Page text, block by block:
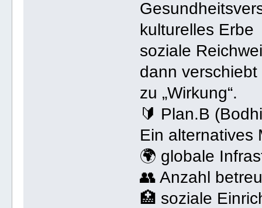
kulturelles Erbe
soziale
dann verschiebt
zu „Wirkung“.
🔰 Plan.B
Ein alternatives
🌍 globale
👥 Anzahl
🏥 soziale